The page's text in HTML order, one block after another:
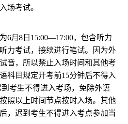
场考试。
月8日15:00—17:00，包含听力
力考试，接续进行笔试。因为外
音，所以禁止入场时间和其他考
科目规定开考前15分钟后不得入
考生不得进入考场，免除外语
照以上时间节点按时入场。其他
，迟到考生不得进入考点参加当